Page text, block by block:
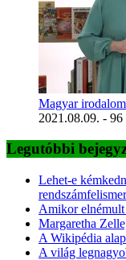
Magyar
2021.08.09. - 96
Legutóbbi
Lehet-e
Amikor
Margaretha
A Wikipédia
A világ